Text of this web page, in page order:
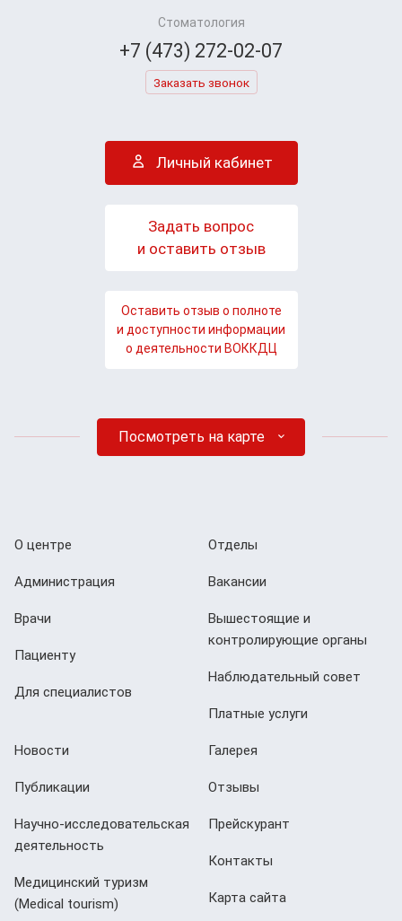
Стоматология
+7 (473) 272-02-07
Заказать звонок
Личный кабинет
Задать вопрос
и оставить отзыв
Оставить отзыв о полноте
и доступности информации
о деятельности ВОККДЦ
Посмотреть на карте
О центре
Администрация
Врачи
Пациенту
Для специалистов
Отделы
Вакансии
Вышестоящие и
контролирующие органы
Наблюдательный совет
Платные услуги
Новости
Публикации
Научно-исследовательская
деятельность
Медицинский туризм
(Мedical tourism)
Галерея
Отзывы
Прейскурант
Контакты
Карта сайта